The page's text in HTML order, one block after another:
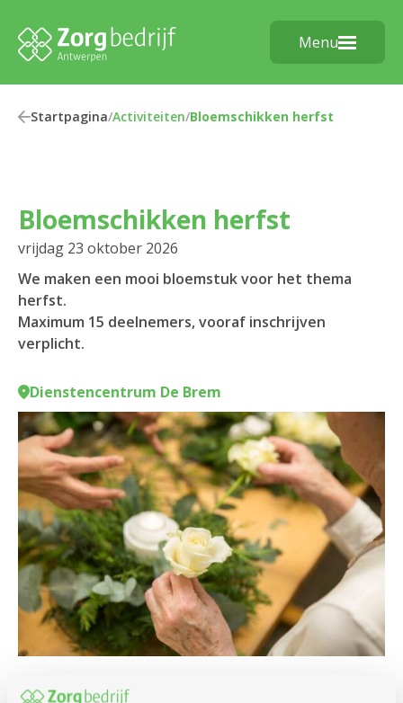
Menu
Startpagina/Activiteiten/Bloemschikken herfst
Bloemschikken herfst
vrijdag 23 oktober 2026
We maken een mooi bloemstuk voor het thema
herfst.
Maximum 15 deelnemers, vooraf inschrijven
verplicht.
Dienstencentrum De Brem